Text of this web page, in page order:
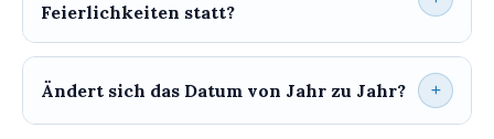
Feierlichkeiten statt?
Ändert sich das Datum von Jahr zu Jahr?